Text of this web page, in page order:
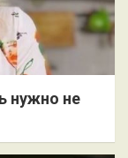
нужно не